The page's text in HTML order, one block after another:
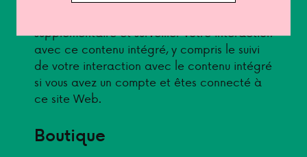
supplémentaire et surveiller votre interaction
avec ce contenu intégré, y compris le suivi
de votre interaction avec le contenu intégré
si vous avez un compte et êtes connecté à
ce site Web.
Boutique